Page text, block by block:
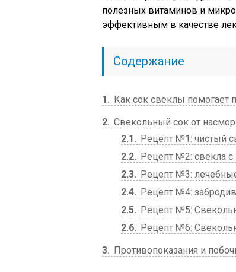
полезных витаминов и
эффективным в качестве
Содержание
1
Как сок свеклы помогает
2 Свекольный сок от
2.1
Рецепт №1: чистый
2.2
Рецепт №2: свекла
2.3
Рецепт №3:
2.4
Рецепт №4:
2.5
Рецепт №5:
2.6
Рецепт №6:
3
Противопоказания и